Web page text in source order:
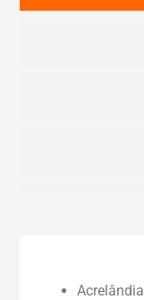
Acrelândia